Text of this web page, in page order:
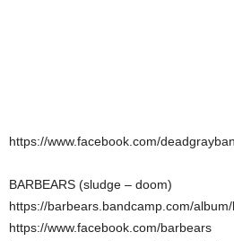
https://www.facebook.com/
BARBEARS (sludge – doom)
https://barbears.bandcamp.com/
https://www.facebook.com/barbears